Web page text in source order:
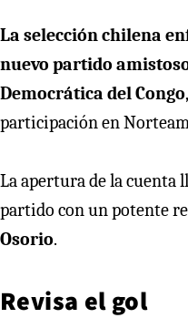
La selección chilena
nuevo partido
Democrática del Congo
participación en
La apertura de la cuenta
partido con un potente
Osorio.
Revisa el gol